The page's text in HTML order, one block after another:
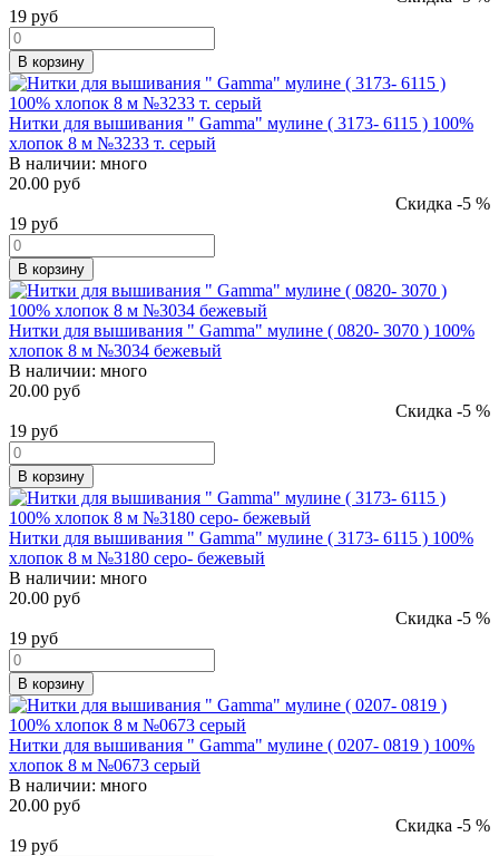
19 руб
В корзину
Нитки для вышивания " Gamma" мулине ( 3173- 6115 ) 100%
хлопок 8 м №3233 т. серый
В наличии: много
20.00 руб
Скидка -5 %
19 руб
В корзину
Нитки для вышивания " Gamma" мулине ( 0820- 3070 ) 100%
хлопок 8 м №3034 бежевый
В наличии: много
20.00 руб
Скидка -5 %
19 руб
В корзину
Нитки для вышивания " Gamma" мулине ( 3173- 6115 ) 100%
хлопок 8 м №3180 серо- бежевый
В наличии: много
20.00 руб
Скидка -5 %
19 руб
В корзину
Нитки для вышивания " Gamma" мулине ( 0207- 0819 ) 100%
хлопок 8 м №0673 серый
В наличии: много
20.00 руб
Скидка -5 %
19 руб